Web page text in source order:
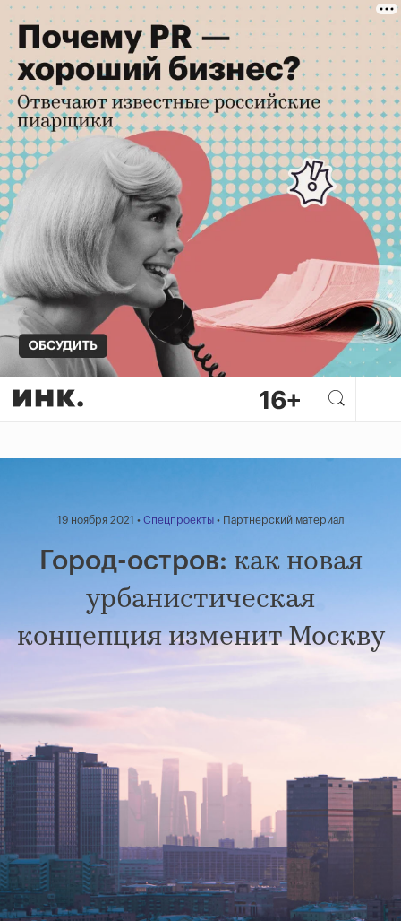
Город-остров: как новая
19 ноября 2021 • Спецпроекты• Партнерский материал
Город-остров: как новая
урбанистическая
концепция изменит Москву